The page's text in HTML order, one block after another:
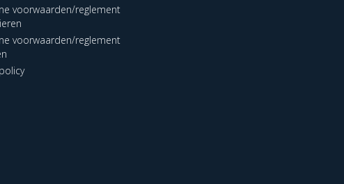
voorwaarden/reglement
voorwaarden/reglement